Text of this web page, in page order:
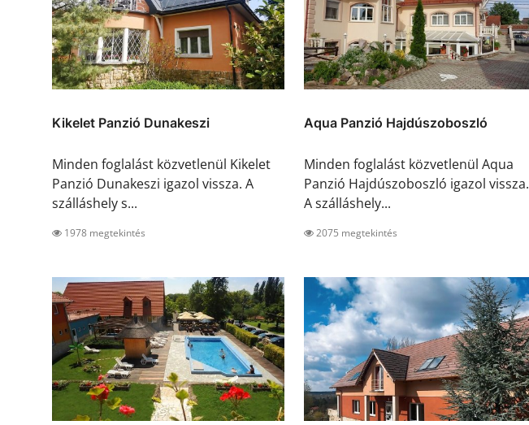
Kikelet Panzió Dunakeszi
Minden foglalást közvetlenül Kikelet
Panzió Dunakeszi igazol vissza. A
szálláshely s...
1978 megtekintés
Aqua Panzió Hajdúszoboszló
Minden foglalást közvetlenül Aqua
Panzió Hajdúszoboszló igazol vissza.
A szálláshely...
2075 megtekintés